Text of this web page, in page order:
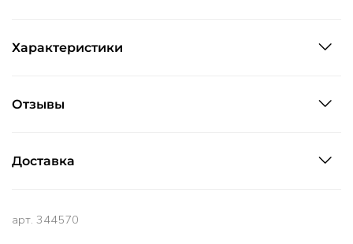
Характеристики
Отзывы
Доставка
арт. 344570